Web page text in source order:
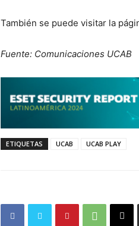
También se puede visitar la
Fuente: Comunicaciones UCAB
ETIQUETAS UCAB UCAB PLAY